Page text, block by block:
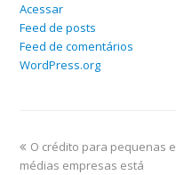
Acessar
Feed de posts
Feed de comentários
WordPress.org
O crédito para pequenas e
médias empresas está